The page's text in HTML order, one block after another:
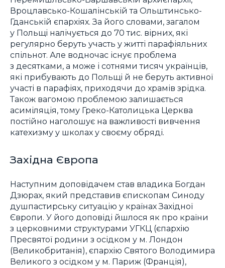
Вроцлавсько-Кошалінській та Ольштинсько-
Гданській єпархіях. За його словами, загалом
у Польщі налічується до 70 тис. вірних, які
регулярно беруть участь у житті парафіяльних
спільнот. Але водночас існує проблема
з десятками, а може і сотнями тисяч українців,
які прибувають до Польщі й не беруть активної
участі в парафіях, приходячи до храмів зрідка.
Також вагомою проблемою залишається
асиміляція, тому Греко-Католицька Церква
постійно наголошує на важливості вивчення
катехизму у школах у своєму обряді.
Західна Європа
Наступним доповідачем став владика Богдан
Дзюрах, який представив єпископам Синоду
душпастирську ситуацію у країнах Західної
Європи. У його доповіді йшлося як про країни
з церковними структурами УГКЦ (єпархію
Пресвятої родини з осідком у м. Лондон
(Великобританія), єпархію Святого Володимира
Великого з осідком у м. Париж (Франція),